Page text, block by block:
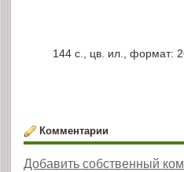
144 с., цв. ил., формат:
Комментарии
Добавить собственный